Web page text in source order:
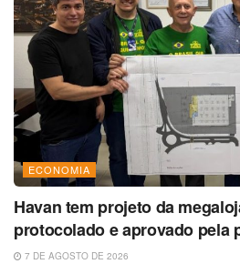
ECONOMIA
Havan tem projeto da
protocolado e aprovado pela
7 DE AGOSTO DE 2026